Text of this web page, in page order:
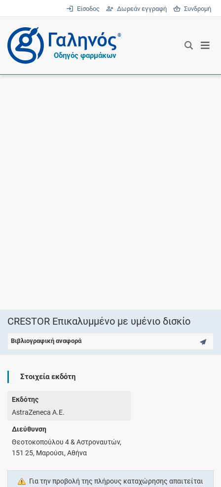
Είσοδος Δωρεάν εγγραφή Συνδρομή
®
Οδηγός φαρμάκων
CRESTOR Επικαλυμμένο με υμένιο δισκίο
Βιβλιογραφική αναφορά
Στοιχεία εκδότη
Εκδότης
AstraZeneca A.E.
Διεύθυνση
Θεοτοκοπούλου 4 & Αστροναυτών,
151 25, Μαρούσι, Αθήνα
Για την προβολή της πλήρους καταχώρησης απαιτείται